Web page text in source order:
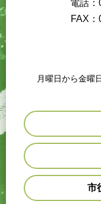
電話：
FAX：
月曜日から金曜
市